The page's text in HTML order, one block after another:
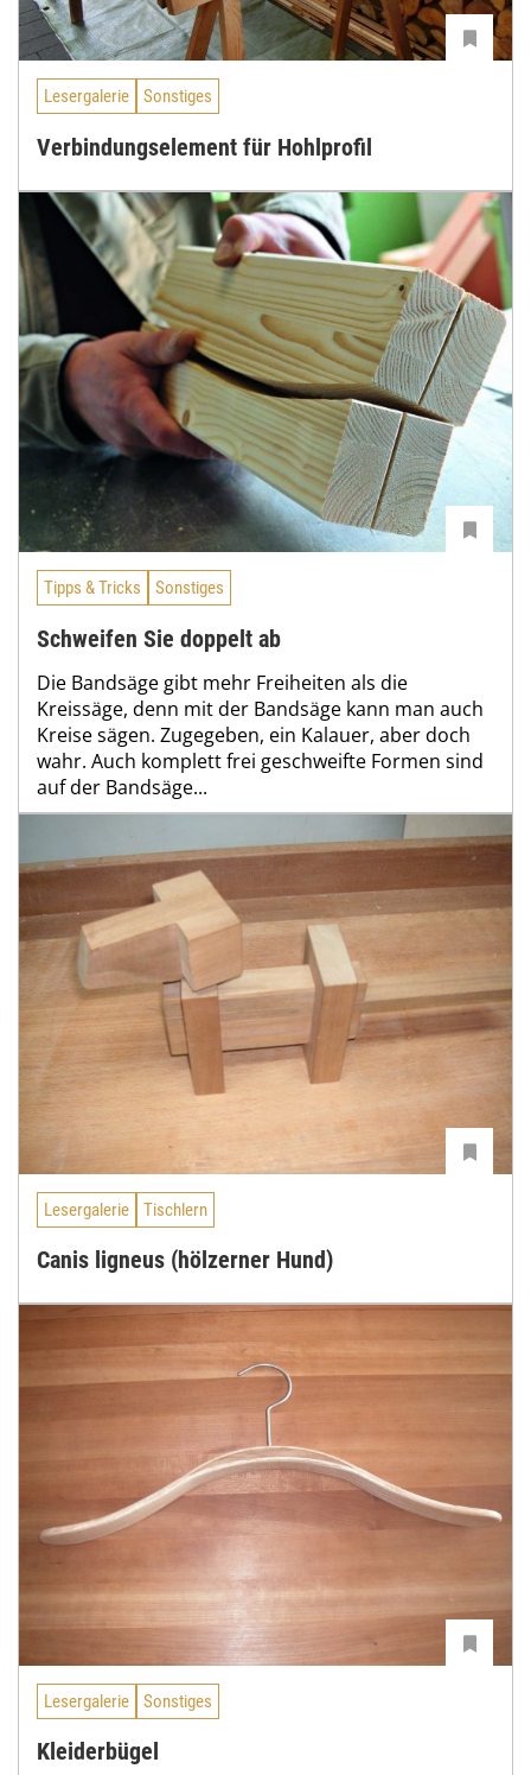
Lesergalerie Sonstiges
Verbindungselement für Hohlprofil
Tipps & Tricks Sonstiges
Schweifen Sie doppelt ab
Die Bandsäge gibt mehr Freiheiten als die
Kreissäge, denn mit der Bandsäge kann man auch
Kreise sägen. Zugegeben, ein Kalauer, aber doch
wahr. Auch komplett frei geschweifte Formen sind
auf der Bandsäge...
Lesergalerie Tischlern
Canis ligneus (hölzerner Hund)
Lesergalerie Sonstiges
Kleiderbügel